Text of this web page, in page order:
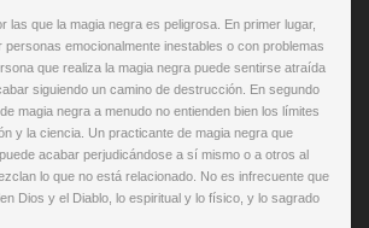
las que la magia negra es peligrosa. En primer lugar,
personas emocionalmente inestables o con problemas
que realiza la magia negra puede sentirse atraída
siguiendo un camino de destrucción. En segundo
magia negra a menudo no entienden bien los límites
y la ciencia. Un practicante de magia negra que
acabar perjudicándose a sí mismo o a otros al
lo que no está relacionado. No es infrecuente que
Dios y el Diablo, lo espiritual y lo físico, y lo sagrado